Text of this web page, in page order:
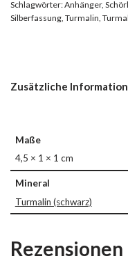
Schlagwörter:Anhänger,
Silberfassung Turmalin
Zusätzliche
Maße
4,5 × 1 × 1 cm
Mineral
Turmalin (schwarz)
Rezensionen